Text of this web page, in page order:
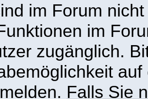
im Forum
im
zugänglich.
Falls Sie